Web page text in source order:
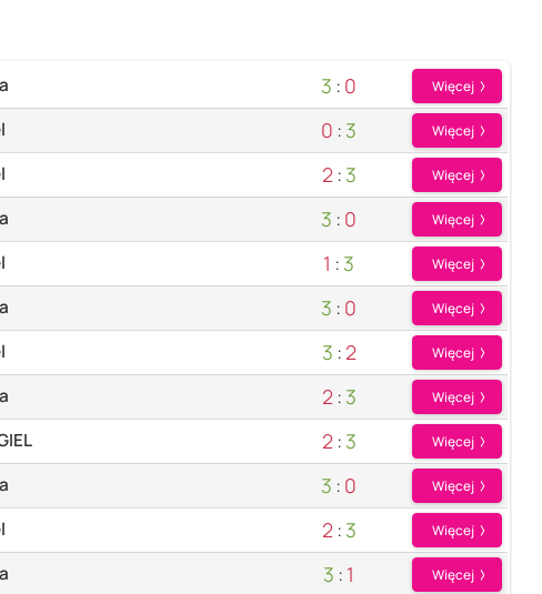
3 : 0 Więcej
0 : 3 Więcej
2 : 3 Więcej
3 : 0 Więcej
1 : 3 Więcej
3 : 0 Więcej
3 : 2 Więcej
2 : 3 Więcej
2 : 3 Więcej
3 : 0 Więcej
2 : 3 Więcej
3 : 1 Więcej